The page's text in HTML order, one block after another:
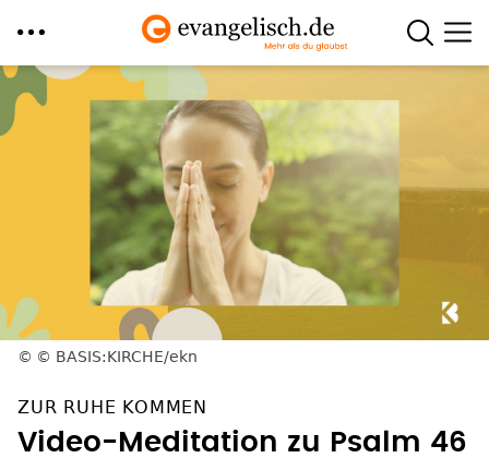
Direkt
zum
Inhalt
© BASIS:KIRCHE/ekn
ZUR RUHE KOMMEN
Video-Meditation zu Psalm 46